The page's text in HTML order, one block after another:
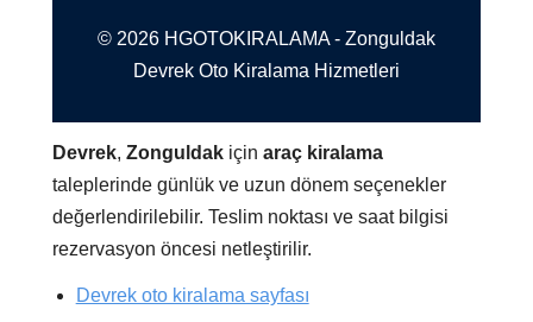
© 2026 HGOTOKIRALAMA - Zonguldak
Devrek Oto Kiralama Hizmetleri
Devrek,Zonguldak içinaraç kiralama
taleplerinde günlük ve uzun dönem seçenekler
değerlendirilebilir. Teslim noktası ve saat bilgisi
rezervasyon öncesi netleştirilir.
Devrek oto kiralama sayfası